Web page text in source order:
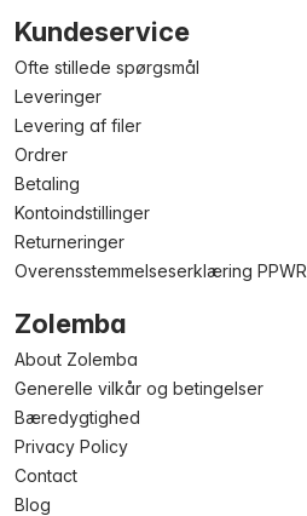
Kundeservice
Ofte stillede spørgsmål
Leveringer
Levering af filer
Ordrer
Betaling
Kontoindstillinger
Returneringer
Overensstemmelseserklæring PPWR
Zolemba
About Zolemba
Generelle vilkår og betingelser
Bæredygtighed
Privacy Policy
Contact
Blog